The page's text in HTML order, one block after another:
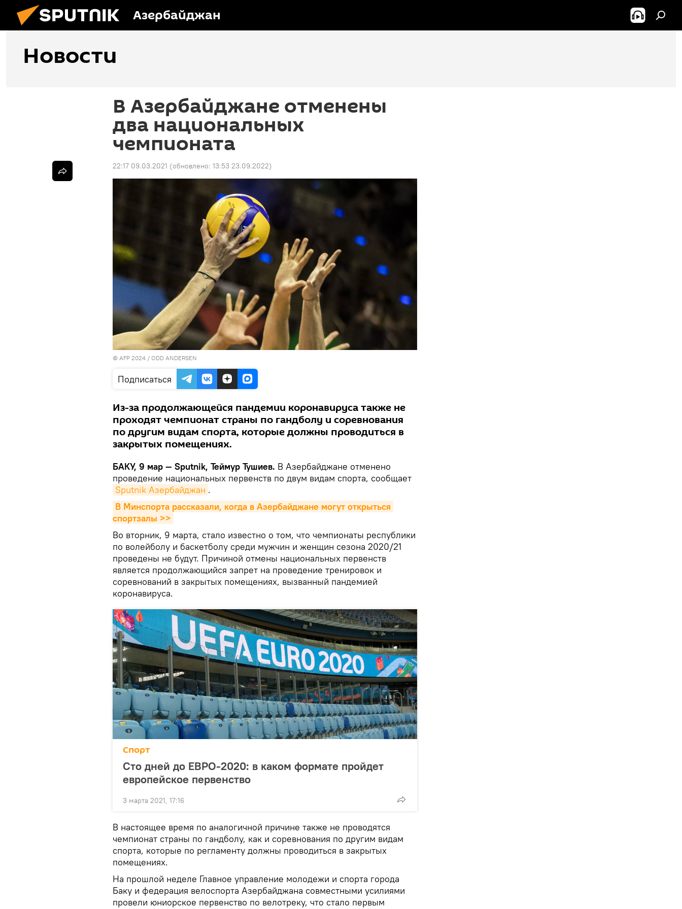
Азербайджан
Новости
В Азербайджане отменены
два национальных
чемпионата
22:17 09.03.2021 (обновлено: 13:53 23.09.2022)
© AFP 2024 / ODD ANDERSEN
Подписаться
Из-за продолжающейся пандемии коронавируса также не
проходят чемпионат страны по гандболу и соревнования
по другим видам спорта, которые должны проводиться в
закрытых помещениях.
БАКУ, 9 мар — Sputnik, Теймур Тушиев. В Азербайджане отменено
проведение национальных первенств по двум видам спорта, сообщает
Sputnik Азербайджан .
В Минспорта рассказали, когда в Азербайджане могут открыться
спортзалы >>
Во вторник, 9 марта, стало известно о том, что чемпионаты республики
по волейболу и баскетболу среди мужчин и женщин сезона 2020/21
проведены не будут. Причиной отмены национальных первенств
является продолжающийся запрет на проведение тренировок и
соревнований в закрытых помещениях, вызванный пандемией
коронавируса.
Спорт
Сто дней до ЕВРО-2020: в каком формате пройдет
европейское первенство
3 марта 2021, 17:16
В настоящее время по аналогичной причине также не проводятся
чемпионат страны по гандболу, как и соревнования по другим видам
спорта, которые по регламенту должны проводиться в закрытых
помещениях.
На прошлой неделе Главное управление молодежи и спорта города
Баку и федерация велоспорта Азербайджана совместными усилиями
провели юниорское первенство по велотреку, что стало первым